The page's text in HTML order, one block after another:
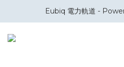
會員積分換領百佳
Eubiq 電力軌道 -
會員積分換領百佳